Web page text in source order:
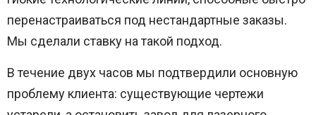
перенастраиваться под нестандартные заказы.
Мы сделали ставку на такой подход.
В течение двух часов мы подтвердили основную
проблему клиента: существующие чертежи